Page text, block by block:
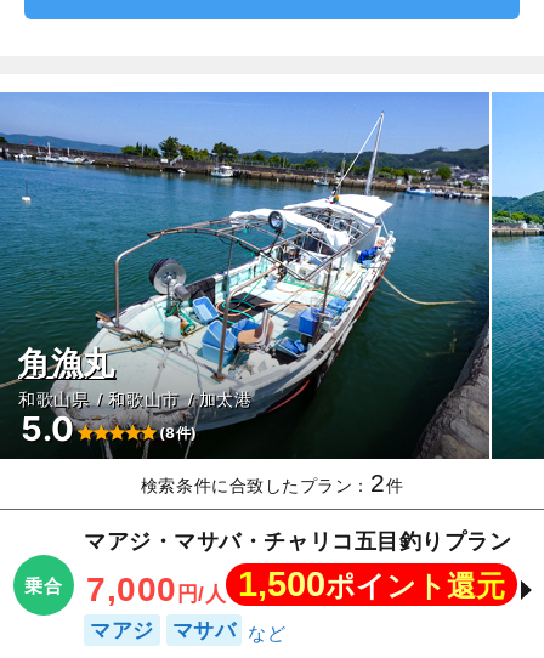
角漁丸
和歌山県 和歌山市 加太港
5.0 (8件)
検索条件に合致したプラン： 2件
乗合
マアジ・マサバ・チャリコ五目釣りプラン
7,000 円/人 1,500ポイント還元
マアジ マサバ